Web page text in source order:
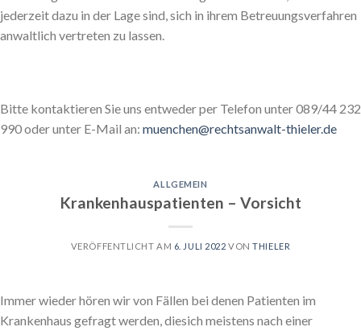
jederzeit dazu in der Lage sind, sich in ihrem Betreuungsverfahren
anwaltlich vertreten zu lassen.
Bitte kontaktieren Sie uns entweder per Telefon unter 089/44 232
990 oder unter E-Mail an: muenchen@rechtsanwalt-thieler.de
ALLGEMEIN
Krankenhauspatienten – Vorsicht
VERÖFFENTLICHT AM 6. JULI 2022 VONTHIELER
Immer wieder hören wir von Fällen bei denen Patienten im
Krankenhaus gefragt werden, diesich meistens nach einer